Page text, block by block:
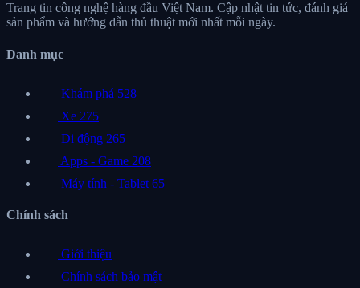
Trang tin công nghệ hàng đầu Việt Nam. Cập nhật tin tức, đánh giá
sản phẩm và hướng dẫn thủ thuật mới nhất mỗi ngày.
Danh mục
Khám phá 528
Xe 275
Di động 265
Apps - Game 208
Máy tính - Tablet 65
Chính sách
Giới thiệu
Chính sách bảo mật